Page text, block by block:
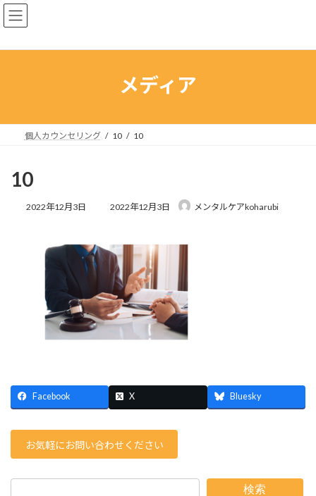
コ
ン
ン
ナ
ビ
ー
メディア
個人カウンセリング 10 10
10
2022年12月3日
最
新
日
時
2022年12月3日 メンタルケアkoharubi
Facebook X Bluesky
お気軽にお問い合わせください
検索